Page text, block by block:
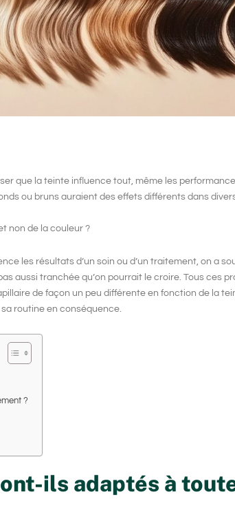
que la teinte influence tout, même les
ou bruns auraient des effets différents dans
non de la couleur ?
les résultats d’un soin ou d’un traitement, on a
aussi tranchée qu’on pourrait le croire. Tous ces
de façon un peu différente en fonction de la
routine en conséquence.
?
ils adaptés à